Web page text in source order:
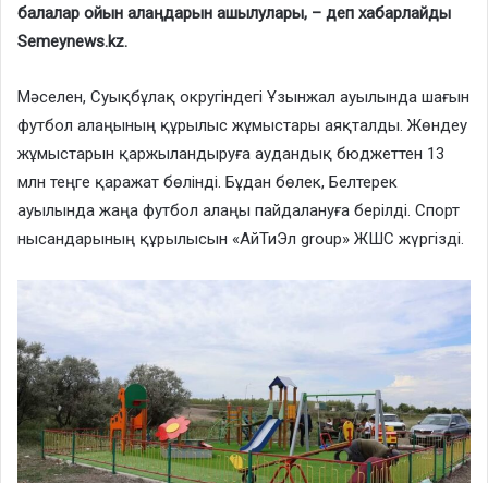
балалар ойын алаңдарын ашылулары, – деп хабарлайды
Semeynews.kz.
Мәселен, Суықбұлақ округіндегі Ұзынжал ауылында шағын
футбол алаңының құрылыс жұмыстары аяқталды. Жөндеу
жұмыстарын қаржыландыруға аудандық бюджеттен 13
млн теңге қаражат бөлінді. Бұдан бөлек, Белтерек
ауылында жаңа футбол алаңы пайдалануға берілді. Спорт
нысандарының құрылысын «АйТиЭл group» ЖШС жүргізді.